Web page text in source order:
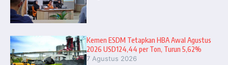
Kemen ESDM Tetapkan HBA Awal Agustus
2026 USD124,44 per Ton, Turun 5,62%
7 Agustus 2026